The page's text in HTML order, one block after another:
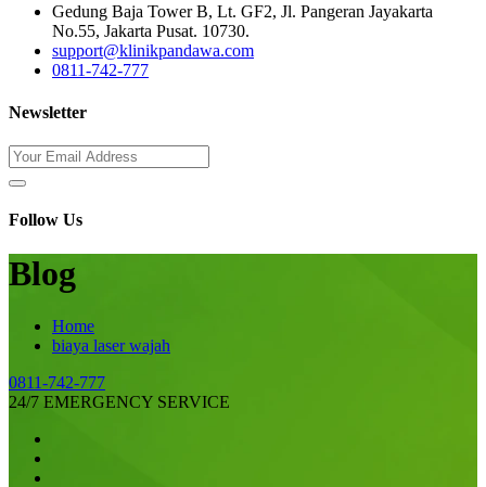
Gedung Baja Tower B, Lt. GF2, Jl. Pangeran Jayakarta
No.55, Jakarta Pusat. 10730.
support@klinikpandawa.com
0811-742-777
Newsletter
Follow Us
Blog
Home
biaya laser wajah
0811-742-777
24/7 EMERGENCY SERVICE